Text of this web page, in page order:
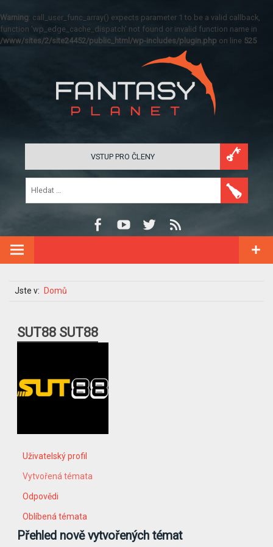
Warning: call_user_func_array() expects parameter 1 to be a valid callback,
function 'wp_edge_cache_dispatch' not found or invalid function name in
/www/sites/2/site24452/public_html/wp-includes/plugin.php on line 525
VSTUP PRO ČLENY
Jste v: Domů
SUT88 SUT88
Uživatelský profil
Vytvořená témata
Odpovědi
Oblíbená témata
Přehled nově vytvořených témat